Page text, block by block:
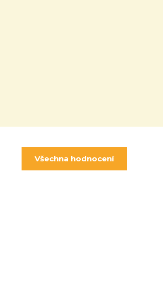
Všechna hodnocení